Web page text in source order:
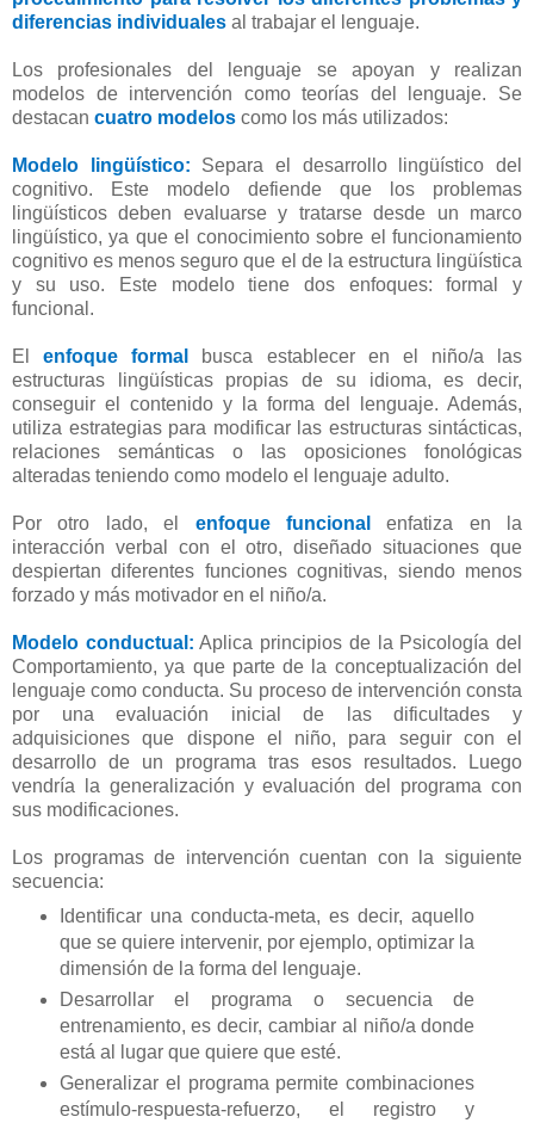
diferencias individuales al trabajar el lenguaje.
Los profesionales del lenguaje se apoyan y realizan
modelos de intervención como teorías del lenguaje. Se
destacan cuatro modelos como los más utilizados:
Modelo lingüístico: Separa el desarrollo lingüístico del
cognitivo. Este modelo defiende que los problemas
lingüísticos deben evaluarse y tratarse desde un marco
lingüístico, ya que el conocimiento sobre el funcionamiento
cognitivo es menos seguro que el de la estructura lingüística
y su uso. Este modelo tiene dos enfoques: formal y
funcional.
Elenfoque formal
busca establecer en el niño/a las
estructuras lingüísticas propias de su idioma, es decir,
conseguir el contenido y la forma del lenguaje. Además,
utiliza estrategias para modificar las estructuras sintácticas,
relaciones semánticas o las oposiciones fonológicas
alteradas teniendo como modelo el lenguaje adulto.
Por otro lado, el enfoque funcional
enfatiza en la
interacción verbal con el otro, diseñado situaciones que
despiertan diferentes funciones cognitivas, siendo menos
forzado y más motivador en el niño/a.
Modelo conductual: Aplica principios de la Psicología del
Comportamiento, ya que parte de la conceptualización del
lenguaje como conducta. Su proceso de intervención consta
por una evaluación inicial de las dificultades y
adquisiciones que dispone el niño, para seguir con el
desarrollo de un programa tras esos resultados. Luego
vendría la generalización y evaluación del programa con
sus modificaciones.
Los programas de intervención cuentan con la siguiente
secuencia:
Identificar una conducta-meta, es decir, aquello
que se quiere intervenir, por ejemplo, optimizar la
dimensión de la forma del lenguaje.
Desarrollar el programa o secuencia de
entrenamiento, es decir, cambiar al niño/a donde
está al lugar que quiere que esté.
Generalizar el programa permite combinaciones
estímulo-respuesta-refuerzo, el registro y